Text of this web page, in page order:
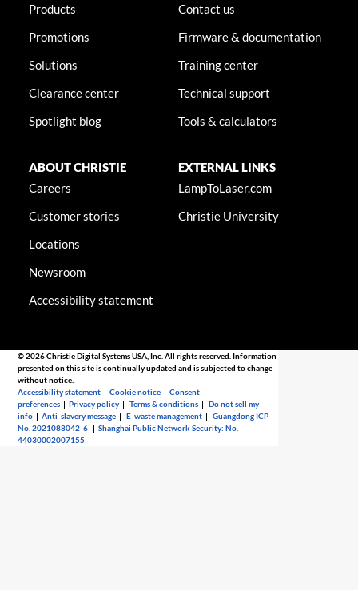
Products
Promotions
Solutions
Clearance center
Spotlight blog
Contact us
Firmware & documentation
Training center
Technical support
Tools & calculators
ABOUT CHRISTIE
Careers
Customer stories
Locations
Newsroom
Accessibility statement
EXTERNAL LINKS
LampToLaser.com
Christie University
© 2026 Christie Digital Systems USA, Inc. All rights reserved. Information
presented on this site is continually updated and is subjected to change
without notice.
Accessibility statement |Cookie notice |Consent
preferences |Privacy policy |Terms & conditions |Do not sell my
info |Anti-slavery message |E-waste management |Guangdong ICP
No. 2021088042-6 |Shanghai Public Network Security: No.
44030002007155